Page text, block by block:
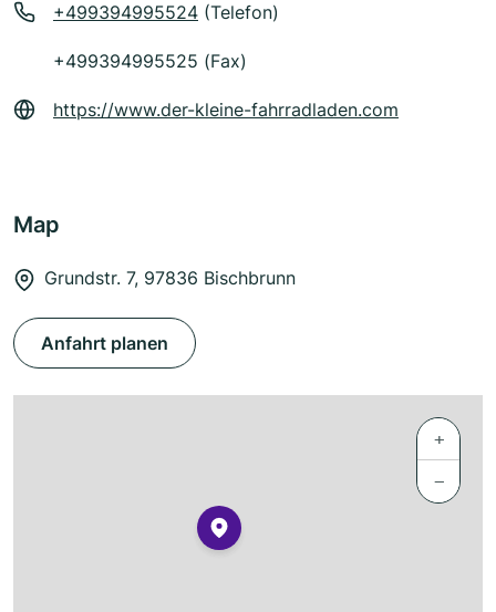
+499394995524 (Telefon)
+499394995525 (Fax)
https://www.der-kleine-fahrradladen.com
Map
Grundstr. 7, 97836 Bischbrunn
Anfahrt planen
+
−